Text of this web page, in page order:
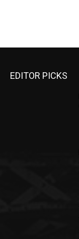
EDITOR PICKS